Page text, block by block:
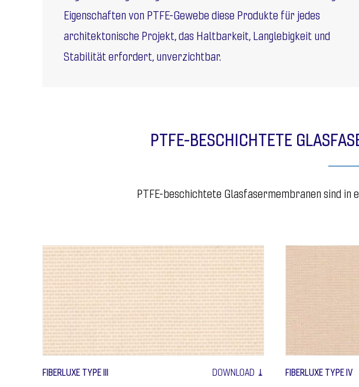
Eigenschaften von PTFE-Gewebe diese Produkte für jedes
architektonische Projekt, das Haltbarkeit, Langlebigkeit und
Stabilität erfordert, unverzichtbar.
PTFE-BESCHICHTETE
PTFE-beschichtete Glasfasermembranen sind
FIBERLUXE TYPE III DOWNLOAD ⤓ FIBERLUXE TYPE IV